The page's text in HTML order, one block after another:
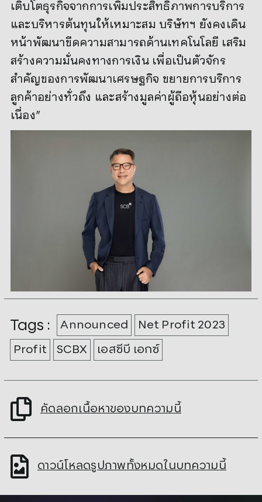
เติบโตธุรกิจจากการเพิ่มประสิทธิภาพการบริการ
และบริหารต้นทุนให้เหมาะสม บริษัทฯ ยังคงเดิน
หน้าพัฒนาขีดความสามารถด้านเทคโนโลยี เสริม
สร้างความมั่นคงทางการเงิน เพื่อเป็นตัวจักร
สำคัญของการพัฒนาเศรษฐกิจ ขยายการบริการ
ลูกค้าอย่างทั่วถึง และสร้างมูลค่าผู้ถือหุ้นอย่างต่อ
เนื่อง”
Tags : Announced Net Profit 2023
Profit SCBX เอสซีบี เอกซ์
คัดลอกเนื้อหาของบทความนี้
ดาวน์โหลดรูปภาพทั้งหมดในบทความนี้